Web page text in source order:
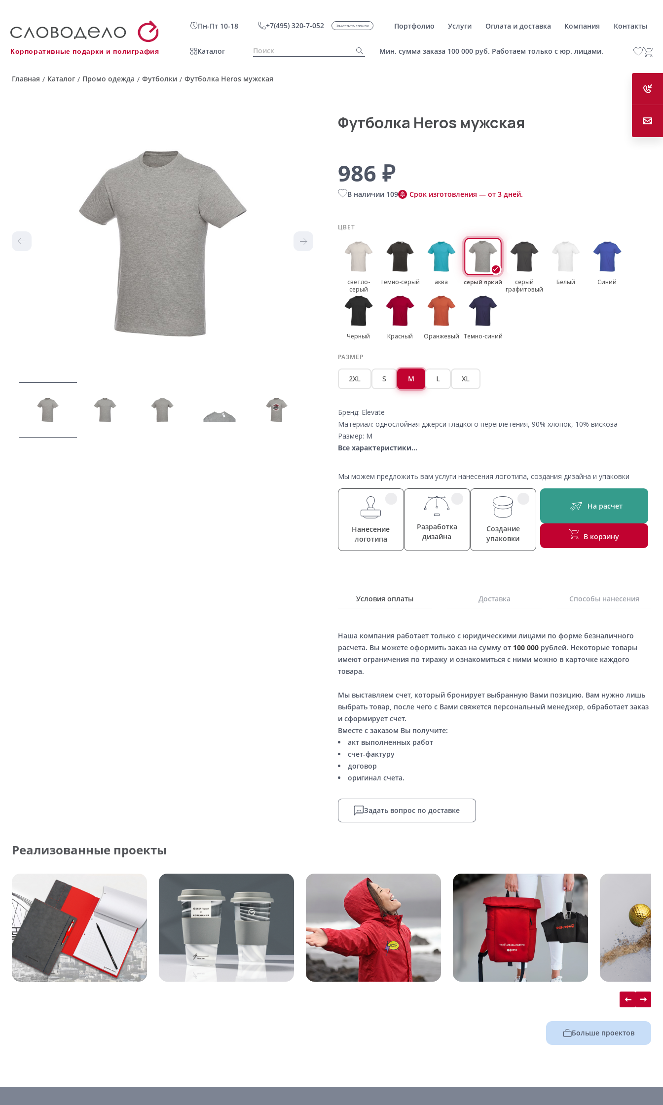
Корпоративные подарки и полиграфия
Пн-Пт 10-18 +7(495) 320-7-052 Заказать звонок Портфолио Услуги Оплата и доставка Компания Контакты
Каталог Мин. сумма заказа 100 000 руб. Работаем только с юр. лицами.
Главная / Каталог / Промо одежда / Футболки / Футболка Heros мужская
Футболка Heros мужская
986 ₽
В наличии 109 Срок изготовления — от 3 дней.
ЦВЕТ
светло-
серый
темно-серый аква серый яркий
серый
графитовый
Белый Синий
Черный Красный Оранжевый Темно-синий
РАЗМЕР
2XL S M L XL
Бренд: Elevate
Материал: однослойная джерси гладкого переплетения, 90% хлопок, 10% вискоза
Размер: M
Все характеристики...
Мы можем предложить вам услуги нанесения логотипа, создания дизайна и упаковки
Нанесение
логотипа
Разработка
дизайна
Создание
упаковки
На расчет
В корзину
Условия оплаты Доставка Способы нанесения
Наша компания работает только с юридическими лицами по форме безналичного
расчета. Вы можете оформить заказ на сумму от 100 000рублей. Некоторые товары
имеют ограничения по тиражу и ознакомиться с ними можно в карточке каждого
товара.
Мы выставляем счет, который бронирует выбранную Вами позицию. Вам нужно лишь
выбрать товар, после чего с Вами свяжется персональный менеджер, обработает заказ
и сформирует счет.
Вместе с заказом Вы получите:
акт выполненных работ
счет-фактуру
договор
оригинал счета.
Задать вопрос по доставке
Реализованные проекты
Больше проектов